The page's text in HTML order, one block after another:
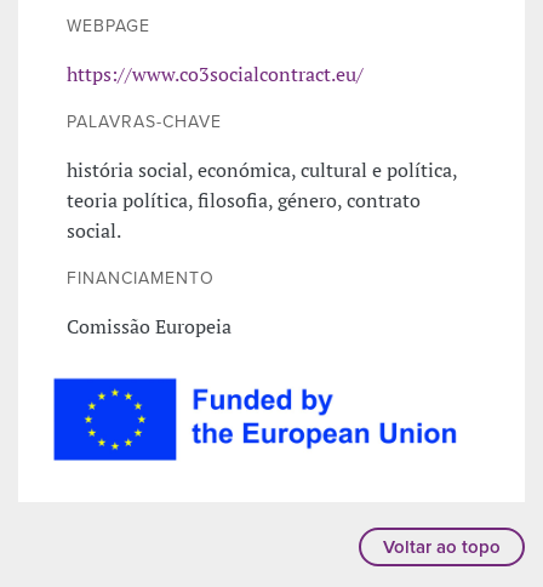
WEBPAGE
https://www.co3socialcontract.eu/
PALAVRAS-CHAVE
história social, económica, cultural e política,
teoria política, filosofia, género, contrato
social.
FINANCIAMENTO
Comissão Europeia
Voltar ao topo